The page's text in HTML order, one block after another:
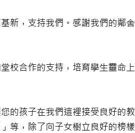
新，支持我們。感謝我們的鄰
校合作的支持，培育學生靈命
的孩子在我們這裡接受良好的
等，除了向子女樹立良好的榜